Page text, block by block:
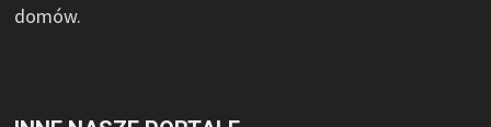
domów.